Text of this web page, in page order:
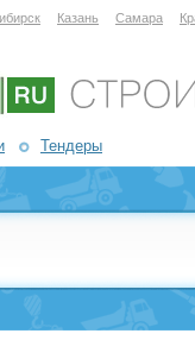
Казань Самара
Тендеры